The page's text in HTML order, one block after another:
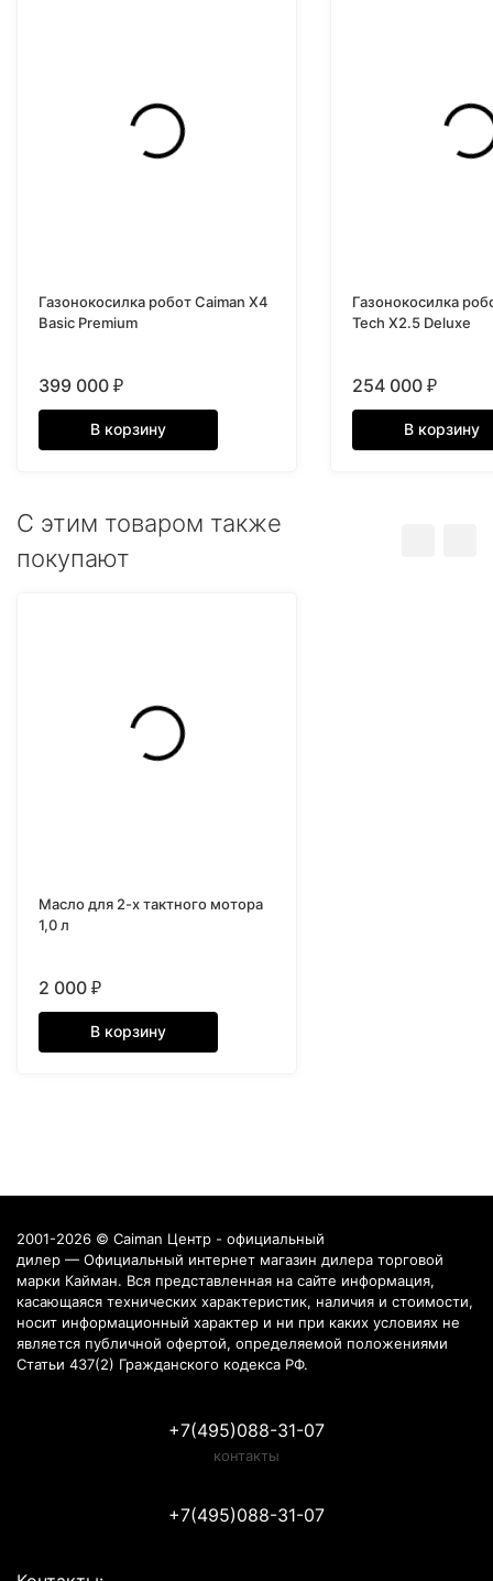
Газонокосилка робот Caiman X4
Basic Premium
399 000 ₽
В корзину
Газонокосилка
Tech X2.5 Deluxe
254 000 ₽
В корзину
C этим товаром также
покупают
Масло для 2-х тактного мотора
1,0 л
2 000 ₽
В корзину
2001-2026 © Caiman Центр - официальный
дилер — Официальный интернет магазин дилера торговой
марки Кайман. Вся представленная на сайте информация,
касающаяся технических характеристик, наличия и стоимости,
носит информационный характер и ни при каких условиях не
является публичной офертой, определяемой положениями
Статьи 437(2) Гражданского кодекса РФ.
+7(495)088-31-07
контакты
+7(495)088-31-07